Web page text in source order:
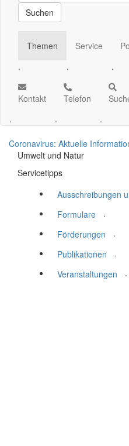
Suchen
Themen
.
Service
.
.
Kontakt
.
Telefon
.
.
Coronavirus: Aktuelle
Umwelt und Natur
Servicetipps
Ausschreibungen
Formulare
.
Förderungen
.
Publikationen
.
Veranstaltungen
.